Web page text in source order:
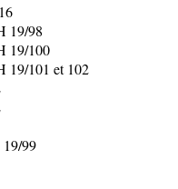
19/98
19/100
19/101 et 102
99